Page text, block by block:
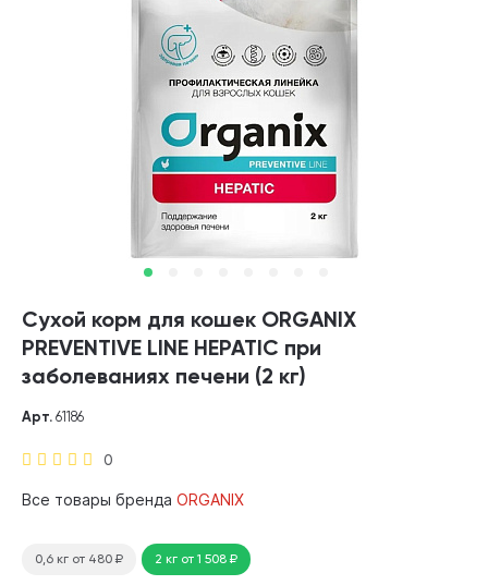
Сухой корм для кошек ORGANIX
PREVENTIVE LINE HEPATIC при
заболеваниях печени (2 кг)
0
Арт. 61186
Все товары бренда ORGANIX
0,6 кг от 480 ₽ 2 кг от 1 508₽